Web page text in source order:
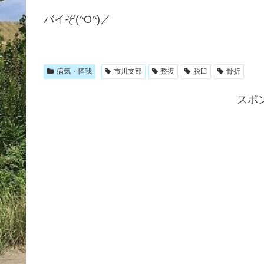
バイぞ(^O^)／
病気・怪我 市川支部 整復 脱臼 骨折
スポ